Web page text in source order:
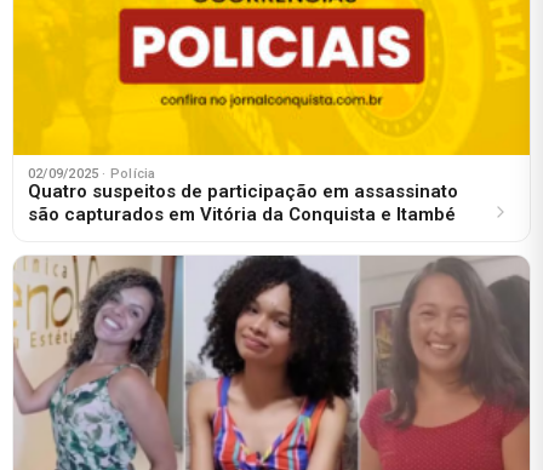
02/09/2025 · Polícia
Quatro suspeitos de participação em assassinato
são capturados em Vitória da Conquista e Itambé